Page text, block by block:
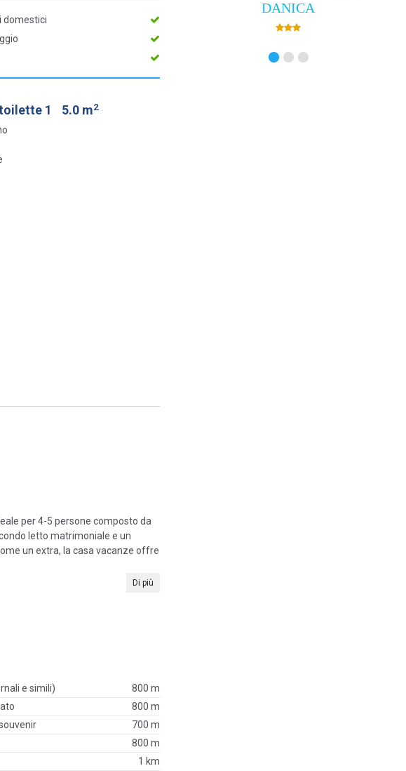
domestici
1 5.0 m2
per 4-5 persone composto da
letto matrimoniale e un
un extra, la casa vacanze offre
Di più
e simili)
800 m
800 m
700 m
800 m
1 km
Villa Empress